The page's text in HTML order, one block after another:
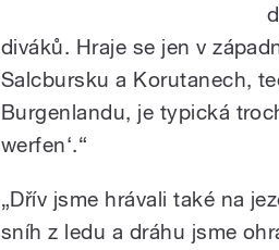
diváků. Hraje se jen v
Salcbursku a Korutanech,
Burgenlandu, je typická
werfen‘.“
„Dřív jsme hrávali také na
sníh z ledu a dráhu jsme